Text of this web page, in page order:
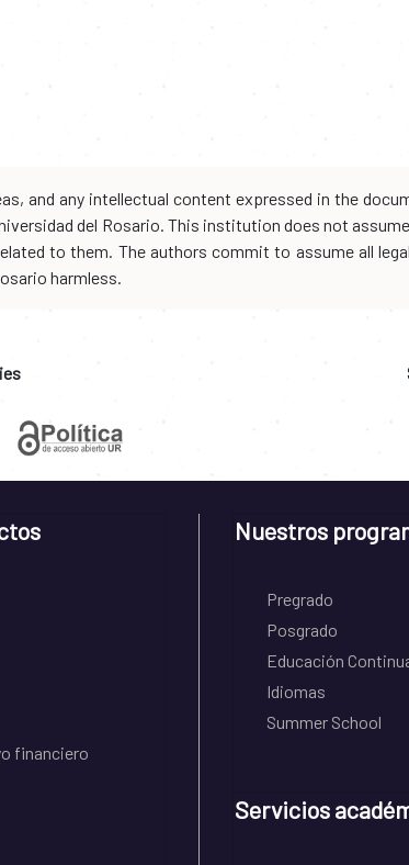
and any intellectual content expressed in the
del Rosario. This institution does not
to them. The authors commit to assume all
harmless.
financiero
Nuestros
Pregrado
Posgrado
Educación
Idiomas
Summer School
Servicios